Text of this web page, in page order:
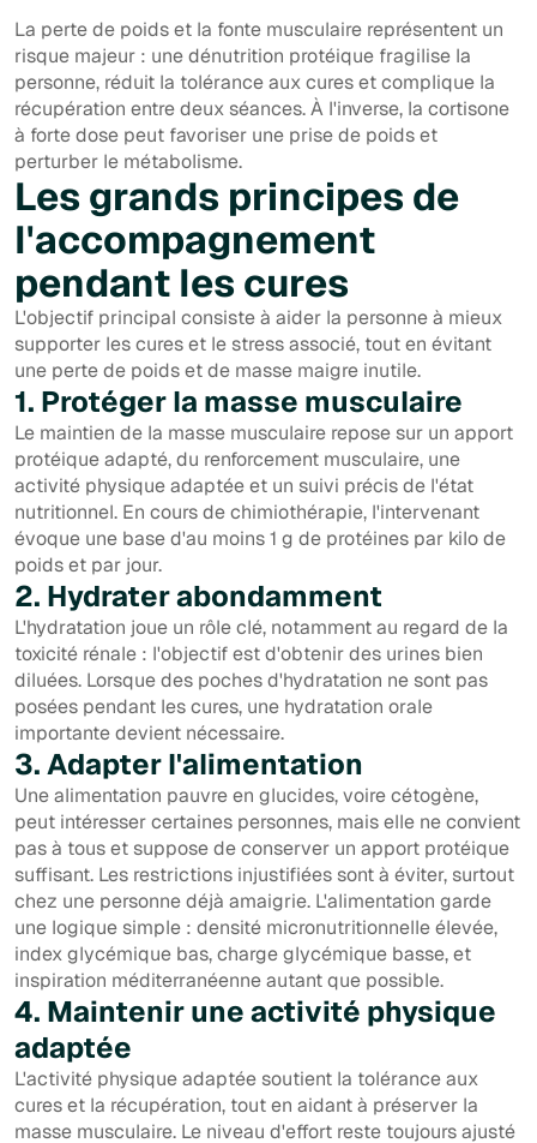
La perte de poids et la fonte musculaire représentent un
risque majeur : une dénutrition protéique fragilise la
personne, réduit la tolérance aux cures et complique la
récupération entre deux séances. À l'inverse, la cortisone
à forte dose peut favoriser une prise de poids et
perturber le métabolisme.
Les grands principes de
l'accompagnement
pendant les cures
L'objectif principal consiste à aider la personne à mieux
supporter les cures et le stress associé, tout en évitant
une perte de poids et de masse maigre inutile.
1. Protéger la masse musculaire
Le maintien de la masse musculaire repose sur un apport
protéique adapté, du renforcement musculaire, une
activité physique adaptée et un suivi précis de l'état
nutritionnel. En cours de chimiothérapie, l'intervenant
évoque une base d'au moins 1 g de protéines par kilo de
poids et par jour.
2. Hydrater abondamment
L'hydratation joue un rôle clé, notamment au regard de la
toxicité rénale : l'objectif est d'obtenir des urines bien
diluées. Lorsque des poches d'hydratation ne sont pas
posées pendant les cures, une hydratation orale
importante devient nécessaire.
3. Adapter l'alimentation
Une alimentation pauvre en glucides, voire cétogène,
peut intéresser certaines personnes, mais elle ne convient
pas à tous et suppose de conserver un apport protéique
suffisant. Les restrictions injustifiées sont à éviter, surtout
chez une personne déjà amaigrie. L'alimentation garde
une logique simple : densité micronutritionnelle élevée,
index glycémique bas, charge glycémique basse, et
inspiration méditerranéenne autant que possible.
4. Maintenir une activité physique
adaptée
L'activité physique adaptée soutient la tolérance aux
cures et la récupération, tout en aidant à préserver la
masse musculaire. Le niveau d'effort reste toujours ajusté